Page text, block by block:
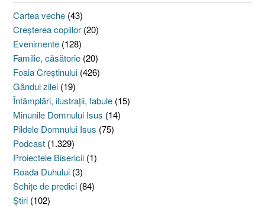
Cartea veche (43)
Creşterea copiilor (20)
Evenimente (128)
Familie, căsătorie (20)
Foaia Creştinului (426)
Gândul zilei (19)
Întâmplări, ilustraţii, fabule (15)
Minunile Domnului Isus (14)
Pildele Domnului Isus (75)
Podcast (1.329)
Proiectele Bisericii (1)
Roada Duhului (3)
Schiţe de predici (84)
Ştiri (102)